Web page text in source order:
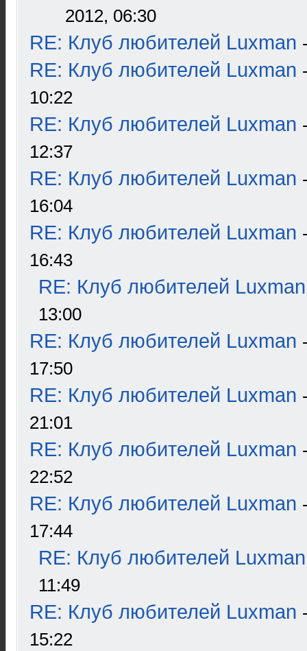
2012, 06:30
RE: Клуб любителей Luxman
RE: Клуб любителей Luxman
10:22
RE: Клуб любителей Luxman
12:37
RE: Клуб любителей Luxman
16:04
RE: Клуб любителей Luxman
16:43
RE: Клуб любителей Luxman
13:00
RE: Клуб любителей Luxman
17:50
RE: Клуб любителей Luxman
21:01
RE: Клуб любителей Luxman
22:52
RE: Клуб любителей Luxman
17:44
RE: Клуб любителей Luxman
11:49
RE: Клуб любителей Luxman
15:22